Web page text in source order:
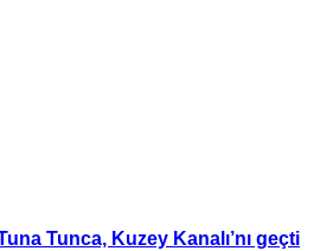
Tunca, Kuzey Kanalı’nı geçti